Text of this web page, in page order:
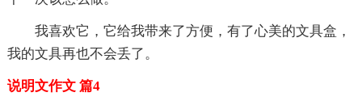
我喜欢它，它给我带来了方便，有了心美的文具盒，
我的文具再也不会丢了。
说明文作文 篇4